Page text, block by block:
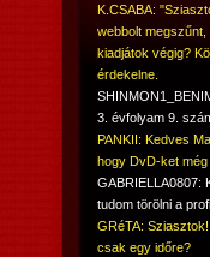
K.CSABA:
webbolt
kiadjátok végig?
érdekelne.
3. évfolyam 9.
PANKII: Kedves
hogy DvD-ket
GABRIELLA0807:
tudom törölni a
GRéTA:
csak egy időre?